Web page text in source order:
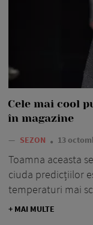
Cele mai cool
în magazine
— SEZON 13
Toamna aceasta
ciuda predicțiilor
temperaturi mai
+ MAI MULTE